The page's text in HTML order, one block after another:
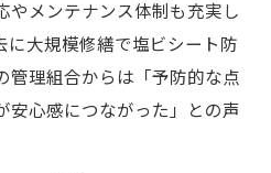
やメンテナンス体制も充実し
に大規模修繕で塩ビシート防
管理組合からは「予防的な点
安心感につながった」との声